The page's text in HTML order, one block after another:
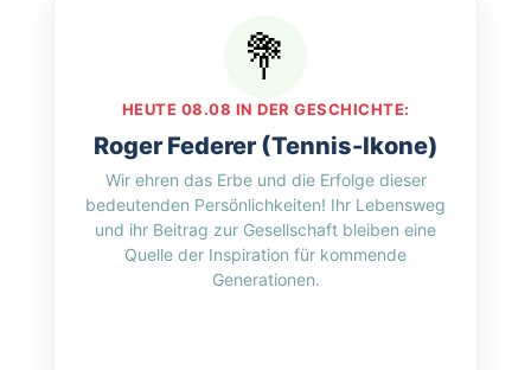
HEUTE 08.08 IN DER GESCHICHTE:
Roger Federer (Tennis-Ikone)
Wir ehren das Erbe und die Erfolge dieser
bedeutenden Persönlichkeiten! Ihr Lebensweg
und ihr Beitrag zur Gesellschaft bleiben eine
Quelle der Inspiration für kommende
Generationen.